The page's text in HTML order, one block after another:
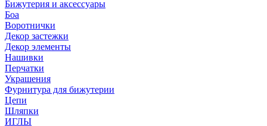
Бижутерия и аксессуары
Боа
Воротнички
Декор застежки
Декор элементы
Нашивки
Перчатки
Украшения
Фурнитура для бижутерии
Цепи
Шляпки
ИГЛЫ